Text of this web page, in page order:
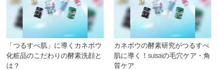
「つるすべ肌」に導くカネボウ
化粧品のこだわりの酵素洗顔と
は？
カネボウの酵素研究がつるすべ
肌に導く！suisaiの毛穴ケア・角
質ケア